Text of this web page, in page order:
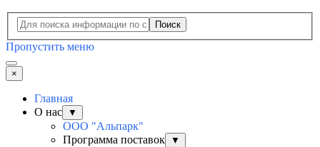
Поиск
Пропустить меню
×
Главная
О нас
▼
ООО "Альпарк"
Программа поставок
▼